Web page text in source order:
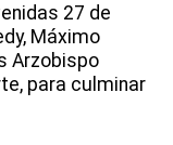
27 de
Máximo
Arzobispo
para culminar